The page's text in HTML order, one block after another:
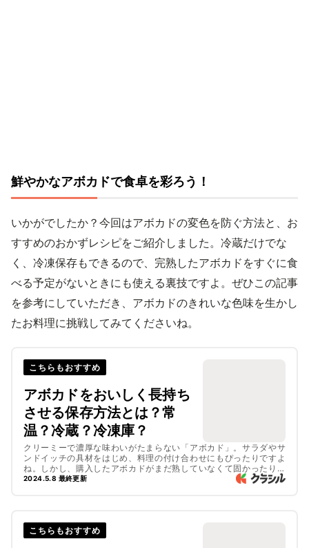
鮮やかなアボカドで食卓を彩ろう！
いかがでしたか？今回はアボカドの変色を防ぐ方法と、お
すすめのおかずレシピをご紹介しました。冷蔵だけでな
く、冷凍保存もできるので、完熟したアボカドをすぐに食
べる予定がないときにも使える裏技ですよ。ぜひこの記事
を参考にしていただき、アボカドのきれいな色味を生かし
たお料理に挑戦してみてくださいね。
こちらもおすすめ
アボカドをおいしく長持ち
させる保存方法とは？常
温？冷蔵？冷凍庫？
クリーミーで濃厚な味わいがたまらない「アボカド」。サラダやサ
ンドイッチの具材をはじめ、料理の付け合わせにもぴったりですよ
ね。しかし、購入したアボカドがまだ熟していなくて固かったり、
一度カットすると変色しやすく、対処法に悩むことはありません
2024.5.8 最終更新
こちらもおすすめ